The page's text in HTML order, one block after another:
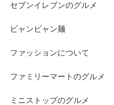
セブンイレブンのグルメ
ビャンビャン麺
ファッションについて
ファミリーマートのグルメ
ミニストップのグルメ